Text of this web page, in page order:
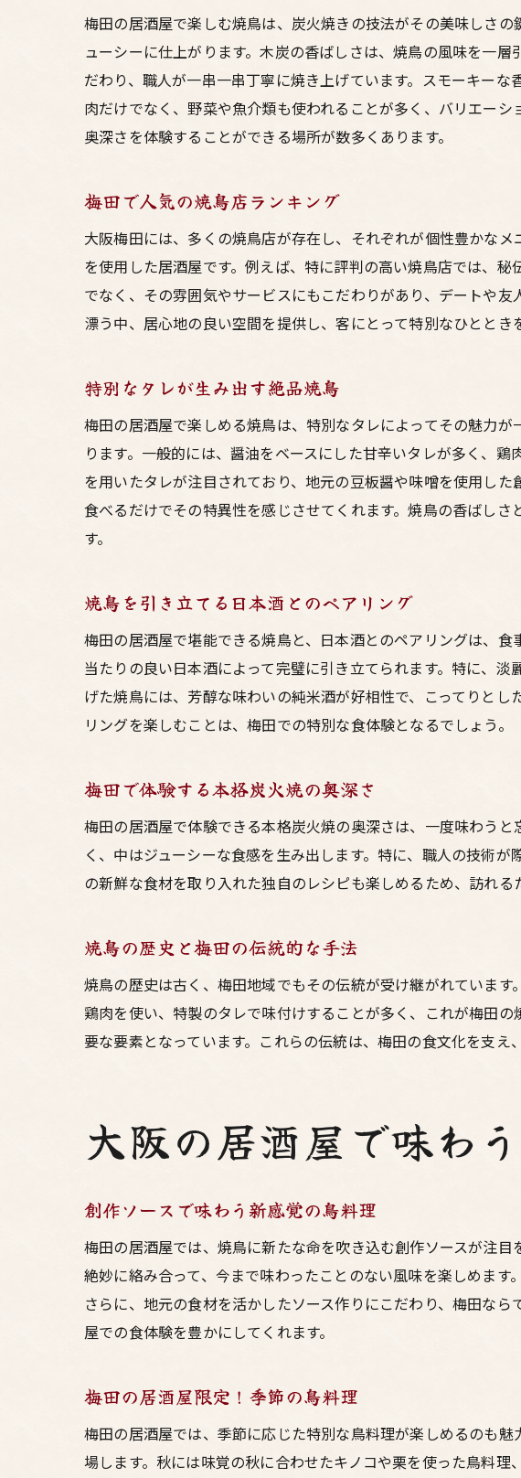
独自
地元
居酒
大阪
口コ
梅田
焼鳥
地元
プ
焼鳥
梅
地
梅田
焼鳥
大阪の居
新鮮
鮮度
大阪
居酒
地元食材
地産
独自
梅田で過
居酒
居酒
梅田
梅田の居酒屋で楽しむ焼鳥は、炭火焼きの技法がその美味しさ
ューシーに仕上がります。木炭の香ばしさは、焼鳥の風味を一
だわり、職人が一串一串丁寧に焼き上げています。スモーキー
肉だけでなく、野菜や魚介類も使われることが多く、バリエー
奥深さを体験することができる場所が数多くあります。
梅田で人気の焼鳥店ランキング
大阪梅田には、多くの焼鳥店が存在し、それぞれが個性豊かな
を使用した居酒屋です。例えば、特に評判の高い焼鳥店では、
でなく、その雰囲気やサービスにもこだわりがあり、デートや
漂う中、居心地の良い空間を提供し、客にとって特別なひとと
特別なタレが生み出す絶品焼鳥
梅田の居酒屋で楽しめる焼鳥は、特別なタレによってその魅力
ります。一般的には、醤油をベースにした甘辛いタレが多く、
を用いたタレが注目されており、地元の豆板醤や味噌を使用し
食べるだけでその特異性を感じさせてくれます。焼鳥の香ばし
す。
焼鳥を引き立てる日本酒とのペアリング
梅田の居酒屋で堪能できる焼鳥と、日本酒とのペアリングは、
当たりの良い日本酒によって完璧に引き立てられます。特に、
げた焼鳥には、芳醇な味わいの純米酒が好相性で、こってりと
リングを楽しむことは、梅田での特別な食体験となるでしょう。
梅田で体験する本格炭火焼の奥深さ
梅田の居酒屋で体験できる本格炭火焼の奥深さは、一度味わう
く、中はジューシーな食感を生み出します。特に、職人の技術
の新鮮な食材を取り入れた独自のレシピも楽しめるため、訪れ
焼鳥の歴史と梅田の伝統的な手法
焼鳥の歴史は古く、梅田地域でもその伝統が受け継がれていま
鶏肉を使い、特製のタレで味付けすることが多く、これが梅田
要な要素となっています。これらの伝統は、梅田の食文化を支え
大阪の居酒屋で味わ
創作ソースで味わう新感覚の鳥料理
梅田の居酒屋では、焼鳥に新たな命を吹き込む創作ソースが注
絶妙に絡み合って、今まで味わったことのない風味を楽しめます
さらに、地元の食材を活かしたソース作りにこだわり、梅田な
屋での食体験を豊かにしてくれます。
梅田の居酒屋限定！季節の鳥料理
梅田の居酒屋では、季節に応じた特別な鳥料理が楽しめるのも
場します。秋には味覚の秋に合わせたキノコや栗を使った鳥料